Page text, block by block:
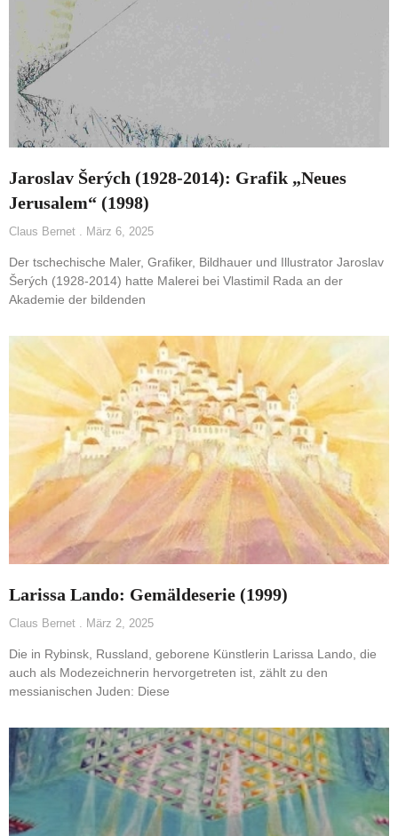
Jaroslav Šerých (1928-2014): Grafik „Neues
Jerusalem“ (1998)
Claus Bernet März 6, 2025
Der tschechische Maler, Grafiker, Bildhauer und Illustrator Jaroslav
Šerých (1928-2014) hatte Malerei bei Vlastimil Rada an der
Akademie der bildenden
Larissa Lando: Gemäldeserie (1999)
Claus Bernet März 2, 2025
Die in Rybinsk, Russland, geborene Künstlerin Larissa Lando, die
auch als Modezeichnerin hervorgetreten ist, zählt zu den
messianischen Juden: Diese